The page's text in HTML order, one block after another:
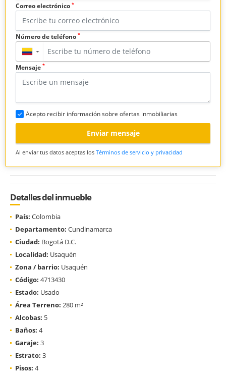
Correo electrónico *
Número de teléfono *
▼
Mensaje *
Acepto recibir información sobre ofertas inmobiliarias
Enviar mensaje
Al enviar tus datos aceptas los Términos de servicio y privacidad
Detalles del inmueble
País: Colombia
Departamento: Cundinamarca
Ciudad: Bogotá D.C.
Localidad: Usaquén
Zona / barrio: Usaquén
Código: 4713430
Estado: Usado
Área Terreno: 280 m²
Alcobas: 5
Baños: 4
Garaje: 3
Estrato: 3
Pisos: 4